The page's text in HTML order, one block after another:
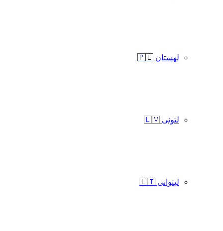
لهستان 🇵🇱
لتونی 🇱🇻
لیتوانی 🇱🇹